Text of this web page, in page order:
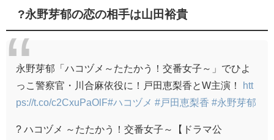
?永野芽郁の恋の相手は山田裕貴
永野芽郁「ハコヅメ～たたかう！交番女子～」でひよ
っこ警察官・川合麻依役に！戸田恵梨香とW主演！
htt
ps://t.co/c2CxuPaOlF#ハコヅメ #戸田恵梨香 #永野芽郁
? ハコヅメ ～たたかう！交番女子～【ドラマ公